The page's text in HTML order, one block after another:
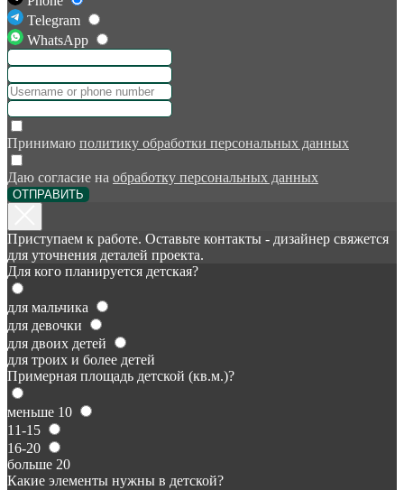
Telegram
WhatsApp
Принимаю политику обработки персональных данных
Даю согласие на обработку персональных данных
ОТПРАВИТЬ
Приступаем к работе. Оставьте контакты - дизайнер свяжется
для уточнения деталей проекта.
Для кого планируется детская?
для мальчика
для девочки
для двоих детей
для троих и более детей
Примерная площадь детской (кв.м.)?
меньше 10
11-15
16-20
больше 20
Какие элементы нужны в детской?